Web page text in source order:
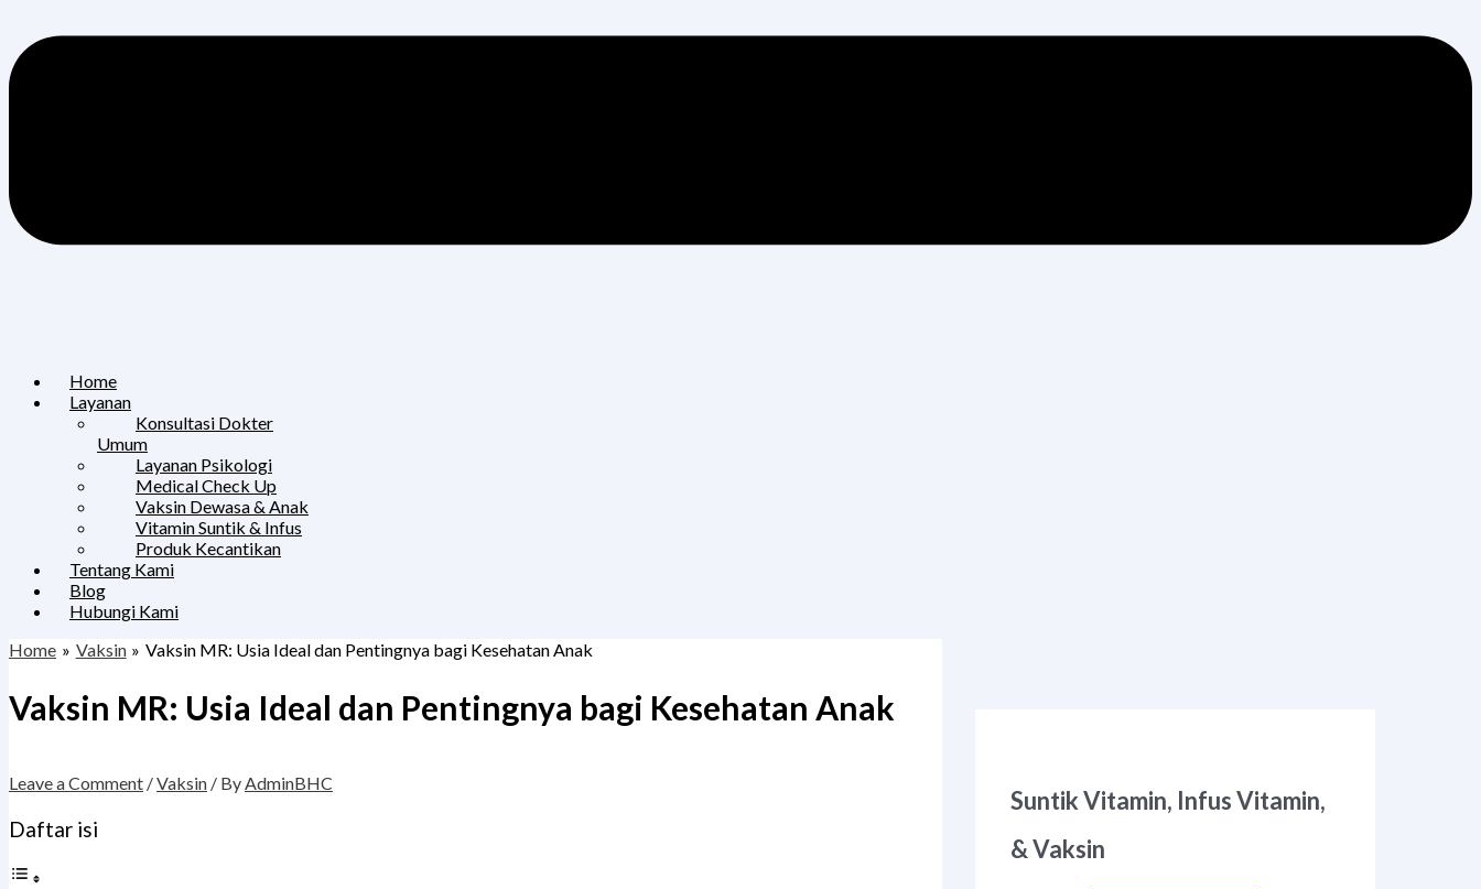
Home
Layanan
Konsultasi Dokter
Umum
Layanan Psikologi
Medical Check Up
Vaksin Dewasa & Anak
Vitamin Suntik & Infus
Produk Kecantikan
Tentang Kami
Blog
Hubungi Kami
Home
Vaksin Vaksin MR: Usia Ideal dan Pentingnya bagi Kesehatan Anak
Vaksin MR: Usia Ideal dan Pentingnya bagi Kesehatan Anak
Leave a Comment /Vaksin / By AdminBHC
Daftar isi
Suntik Vitamin, Infus Vitamin,
& Vaksin